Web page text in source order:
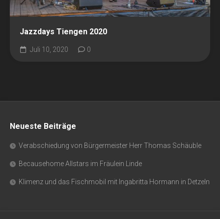
Jazzdays Tiengen 2020
Juli 10, 2020 0
Neueste Beiträge
Verabschiedung von Bürgermeister Herr Thomas Schäuble
Becausehome Allstars im Fräulein Linde
Klimenz und das Fischmobil mit Ingabritta Hormann in Detzeln